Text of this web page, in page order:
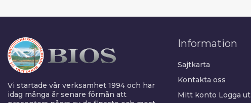
Vi startade vår verksamhet 1994 och har
idag många år senare förmån att
Information
Sajtkarta
Kontakta oss
Mitt konto Logga ut